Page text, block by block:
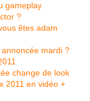
gameplay
?
êtes adam
mardi ?
change de look
2011 en vidéo +